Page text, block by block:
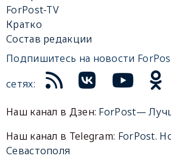
ForPost-TV
Кратко
Состав редакции
Подпишитесь на новости
сетях:
Наш канал в Дзен: ForPost—
Наш канал в Telegram: ForPost.
Севастополя